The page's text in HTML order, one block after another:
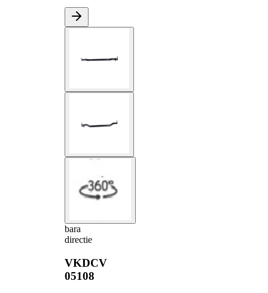
bara
directie
VKDCV
05108